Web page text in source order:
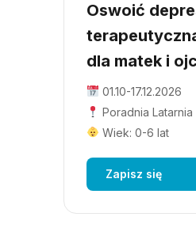
Oswoić
dla matek i
01.10-17.12.2026
Poradnia
Wiek: 0-6 lat
Zapisz się